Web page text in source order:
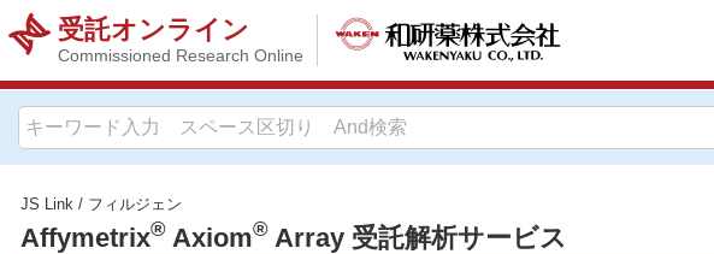
受託オンライン
Commissioned Research Online
JS Link/ フィルジェン
Affymetrix®Axiom®Array 受託解析サービス